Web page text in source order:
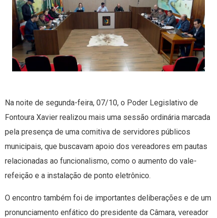
Na noite de segunda-feira, 07/10, o Poder Legislativo de
Fontoura Xavier realizou mais uma sessão ordinária marcada
pela presença de uma comitiva de servidores públicos
municipais, que buscavam apoio dos vereadores em pautas
relacionadas ao funcionalismo, como o aumento do vale-
refeição e a instalação de ponto eletrônico.
O encontro também foi de importantes deliberações e de um
pronunciamento enfático do presidente da Câmara, vereador